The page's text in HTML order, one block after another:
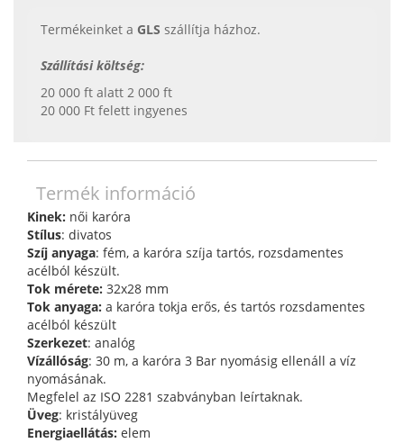
Termékeinket a GLS szállítja házhoz.
Szállítási költség:
20 000 ft alatt 2 000 ft
20 000 Ft felett ingyenes
Termék információ
Kinek: női karóra
Stílus: divatos
Szíj anyaga: fém, a karóra szíja tartós, rozsdamentes
acélból készült.
Tok mérete: 32x28 mm
Tok anyaga: a karóra tokja erős, és tartós rozsdamentes
acélból készült
Szerkezet: analóg
Vízállóság: 30 m, a karóra 3 Bar nyomásig ellenáll a víz
nyomásának.
Megfelel az ISO 2281 szabványban leírtaknak.
Üveg: kristályüveg
Energiaellátás: elem